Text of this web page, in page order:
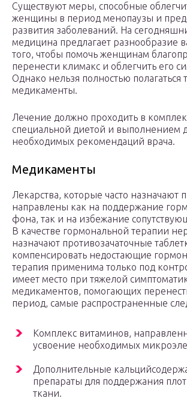
Существуют меры, способные
женщины в период менопаузы и
развития заболеваний. На
медицина предлагает разнообразие
того, чтобы помочь женщинам
перенести климакс и облегчить его
Однако нельзя полностью полагаться
медикаменты.
Лечение должно проходить в
специальной диетой и выполнением
необходимых рекомендаций врача.
Медикаменты
Лекарства, которые часто назначают
направлены как на поддержание
фона, так и на избежание
В качестве гормональной терапии
назначают противозачаточные
компенсировать недостающие
терапия применима только под
имеет место при тяжелой
медикаментов, помогающих
период, самые распространенные
Комплекс витаминов,
усвоение необходимых
Дополнительные
препараты для поддержания
ткани.